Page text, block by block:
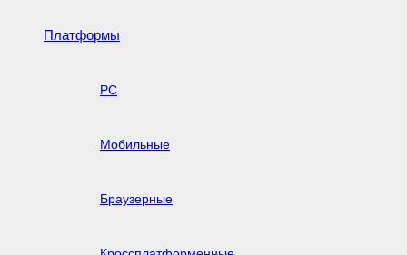
Платформы
PC
Мобильные
Браузерные